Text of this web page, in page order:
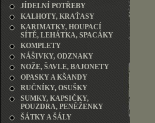
JÍDELNÍ POTŘEBY
KALHOTY, KRAŤASY
KARIMATKY, HOUPACÍ
SÍTĚ, LEHÁTKA, SPACÁKY
KOMPLETY
NÁŠIVKY, ODZNAKY
NOŽE, ŠAVLE, BAJONETY
OPASKY A KŠANDY
RUČNÍKY, OSUŠKY
SUMKY, KAPSIČKY,
POUZDRA, PENĚŽENKY
ŠÁTKY A ŠÁLY